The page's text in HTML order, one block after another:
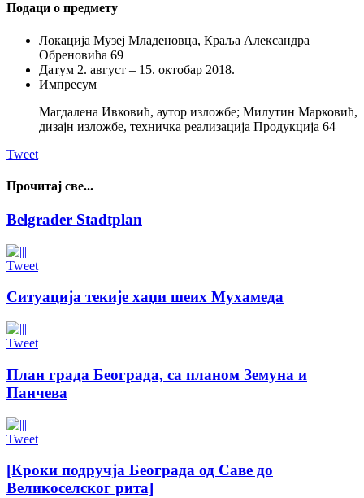
Подаци о предмету
Локација Музеј Младеновца, Краља Александра
Обреновића 69
Датум 2. август – 15. октобар 2018.
Импресум
Магдалена Ивковић, аутор изложбе; Милутин Марковић,
дизајн изложбе, техничка реализација Продукција 64
Tweet
Прочитај све...
Belgrader Stadtplan
Tweet
Ситуација текије хаџи шеих Мухамеда
Tweet
План града Београда, са планом Земуна и
Панчева
Tweet
[Кроки подручја Београда од Саве до
Великоселског рита]